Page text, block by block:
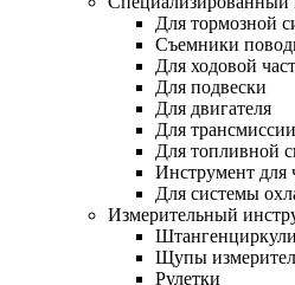
Для тормозной
Съемники
Для ходовой
Для подвески
Для двигателя
Для трансмиссии
Для топливной
Инструмент для
Для системы
Измерительный
Штангенциркули
Щупы
Рулетки